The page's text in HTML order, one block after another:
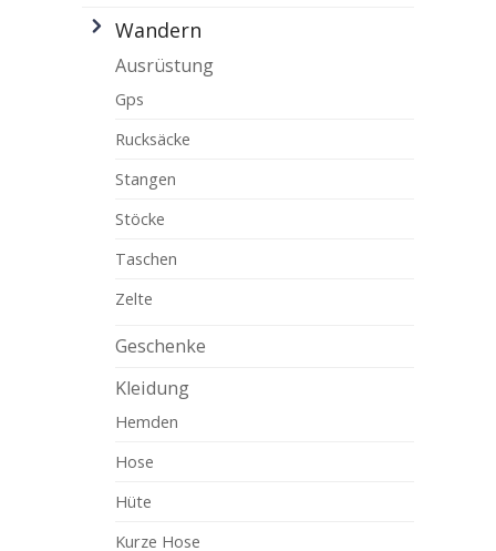
Wandern
Ausrüstung
Gps
Rucksäcke
Stangen
Stöcke
Taschen
Zelte
Geschenke
Kleidung
Hemden
Hose
Hüte
Kurze Hose